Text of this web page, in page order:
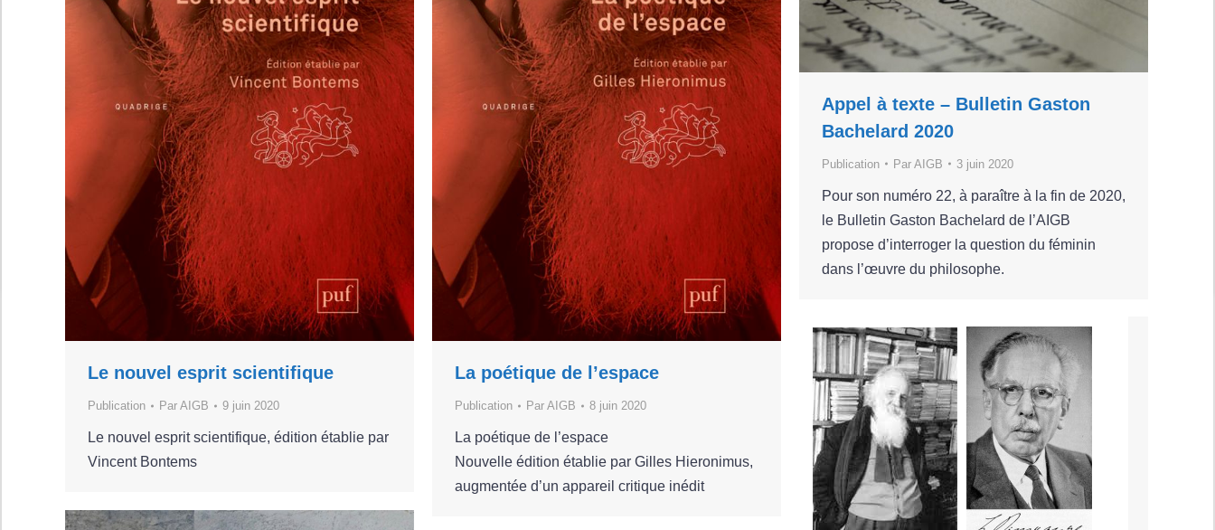
Le nouvel esprit scientifique
Publication Par AIGB 9 juin 2020
Le nouvel esprit scientifique, édition établie par
Vincent Bontems
La poétique de l’espace
Publication Par AIGB 8 juin 2020
La poétique de l’espace
Nouvelle édition établie par Gilles Hieronimus,
augmentée d’un appareil critique inédit
Appel à texte – Bulletin Gaston
Bachelard 2020
Publication Par AIGB 3 juin 2020
Pour son numéro 22, à paraître à la fin de 2020,
le Bulletin Gaston Bachelard de l’AIGB
propose d’interroger la question du féminin
dans l’œuvre du philosophe.